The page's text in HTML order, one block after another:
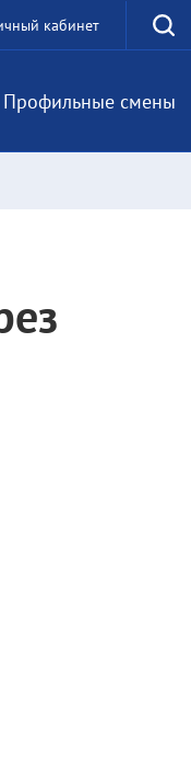
кабинет
Профильные смены